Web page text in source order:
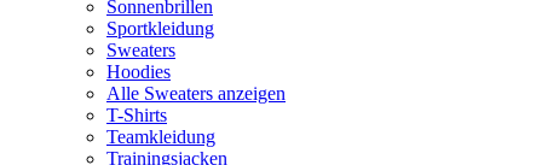
Sonnenbrillen
Sportkleidung
Sweaters
Hoodies
Alle Sweaters anzeigen
T-Shirts
Teamkleidung
Trainingsjacken